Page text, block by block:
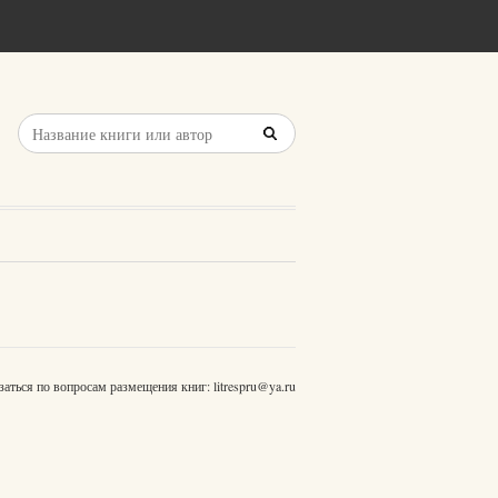
по вопросам размещения книг:litrespru@ya.ru